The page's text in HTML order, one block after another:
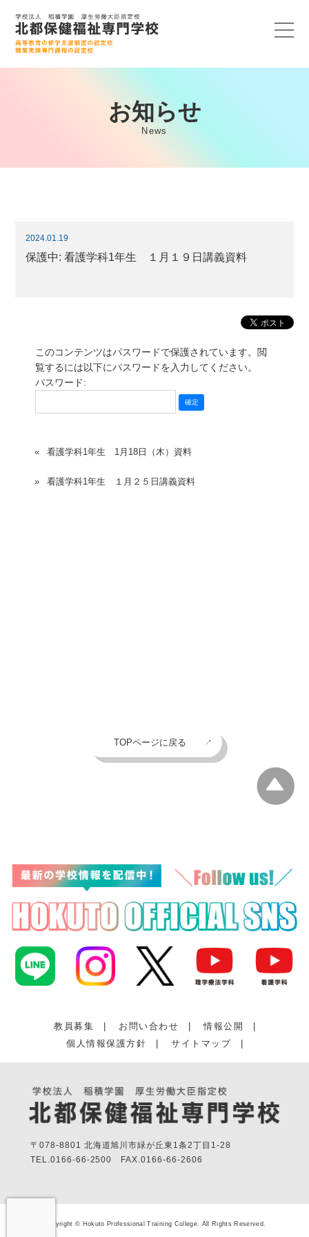
お知らせ
News
2024.01.19
保護中: 看護学科1年生 １月１９日講義資料
このコンテンツはパスワードで保護されています。閲
覧するには以下にパスワードを入力してください。
パスワード:
看護学科1年生 1月18日（木）資料
看護学科1年生 １月２５日講義資料
TOPページに戻る
教員募集 お問い合わせ 情報公開
個人情報保護方針
サイトマップ
〒078-8801 北海道旭川市緑が丘東1条2丁目1-28
TEL. 0166-66-2500 FAX.0166-66-2606
Copyright © Hokuto Professional Training College. All Rights Reserved.